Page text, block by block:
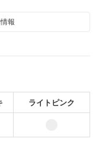
報
ク ライトピンク